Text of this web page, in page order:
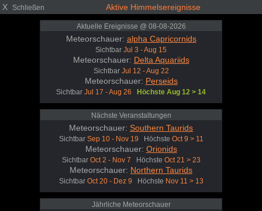
X Schließen Aktive Himmelsereignisse
Aktuelle Ereignisse @ 08-08-2026
Meteorschauer: alpha Capricornids
Sichtbar Jul 3 - Aug 15
Meteorschauer: Delta Aquariids
Sichtbar Jul 12 - Aug 22
Meteorschauer: Perseids
Sichtbar Jul 17 - Aug 26 Höchste Aug 12 > 14
Nächste Veranstaltungen
Meteorschauer: Southern Taurids
Sichtbar Sep 10 - Nov 19 Höchste Oct 9 > 11
Meteorschauer: Orionids
Sichtbar Oct 2 - Nov 7 Höchste Oct 21 > 23
Meteorschauer: Northern Taurids
Sichtbar Oct 20 - Dez 9 Höchste Nov 11 > 13
Jährliche Meteorschauer